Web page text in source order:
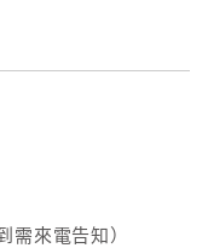
需來電告知）